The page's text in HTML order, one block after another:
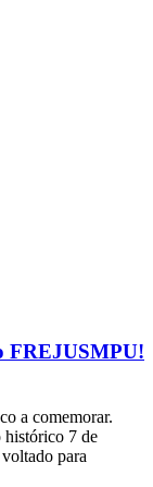
FREJUSMPU!
a comemorar.
histórico 7 de
para